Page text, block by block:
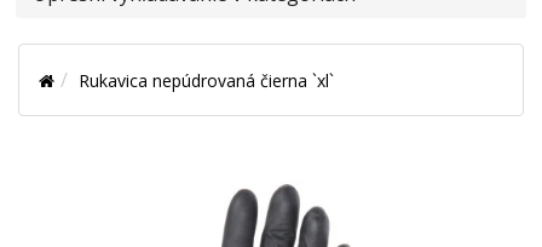
V
KATEGÓRIÁCH
Rukavica nepúdrovaná čierna `xl`